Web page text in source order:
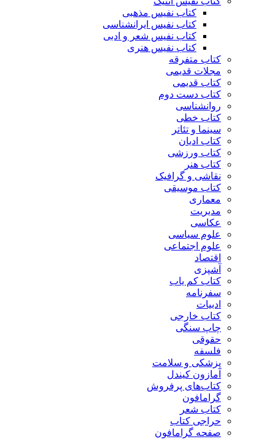
کتاب نفیس مذهبی
کتاب نفیس ایرانشناسی
کتاب نفیس شعر و ادبی
کتاب نفیس هنری
کتاب متفرقه
مجلات قدیمی
کتاب قدیمی
کتاب دست دوم
روانشناسی
کتاب خطی
سینما و تئاتر
کتاب ادیان
کتاب ورزشی
کتاب هنر
نقاشی و گرافیک
کتاب موسیقی
معماری
مدیریت
عکاسی
علوم سیاسی
علوم اجتماعی
اقتصاد
آشپزی
کتاب کم یاب
سفرنامه
ادبیات
کتاب خارجی
چاپ سنگی
حقوقی
فلسفه
پزشکی و سلامت
آمازون کیندل
کتاب‌های پرفروش
گرامافون
کتاب شعر
حراجی کتاب
صفحه گرامافون